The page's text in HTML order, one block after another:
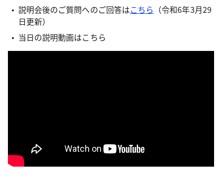
説明会後のご質問へのご回答はこちら （令和6年3月29
日更新）
当日の説明動画はこちら